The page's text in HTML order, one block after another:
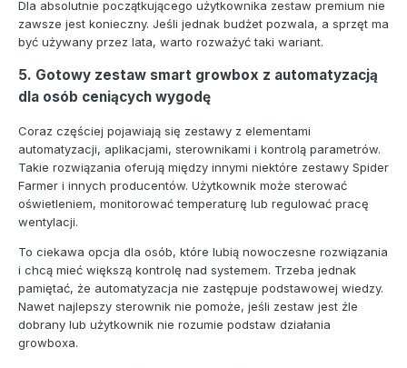
Dla absolutnie początkującego użytkownika zestaw premium nie
zawsze jest konieczny. Jeśli jednak budżet pozwala, a sprzęt ma
być używany przez lata, warto rozważyć taki wariant.
5. Gotowy zestaw smart growbox z automatyzacją
dla osób ceniących wygodę
Coraz częściej pojawiają się zestawy z elementami
automatyzacji, aplikacjami, sterownikami i kontrolą parametrów.
Takie rozwiązania oferują między innymi niektóre zestawy Spider
Farmer i innych producentów. Użytkownik może sterować
oświetleniem, monitorować temperaturę lub regulować pracę
wentylacji.
To ciekawa opcja dla osób, które lubią nowoczesne rozwiązania
i chcą mieć większą kontrolę nad systemem. Trzeba jednak
pamiętać, że automatyzacja nie zastępuje podstawowej wiedzy.
Nawet najlepszy sterownik nie pomoże, jeśli zestaw jest źle
dobrany lub użytkownik nie rozumie podstaw działania
growboxa.